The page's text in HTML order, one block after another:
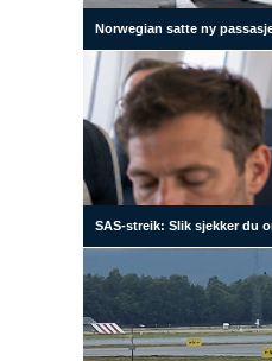
Norwegian satte ny
SAS-streik: Slik sjekker du